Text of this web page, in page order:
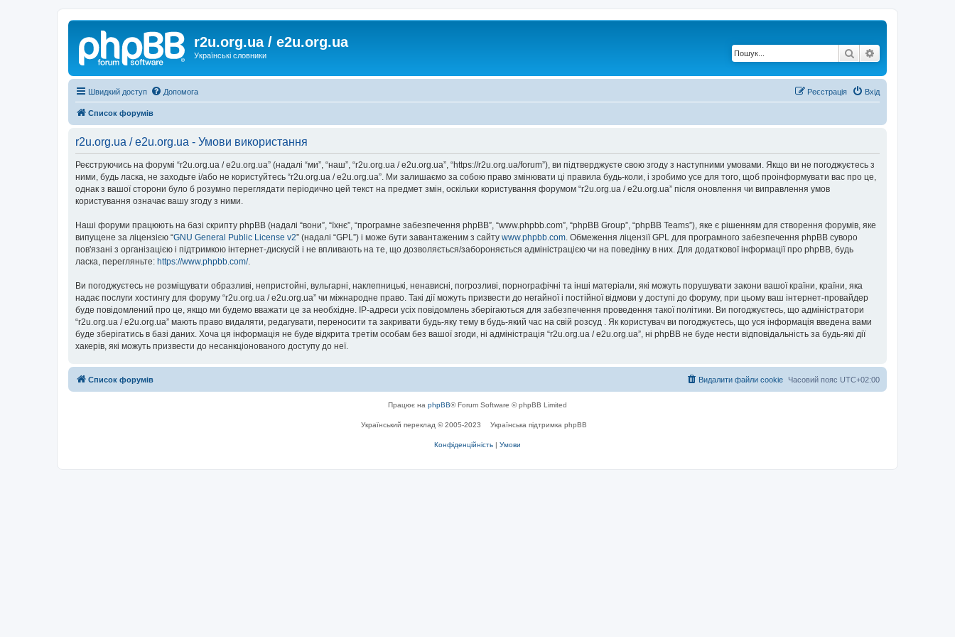
r2u.org.ua / e2u.org.ua
Українські словники Пошук
Швидкий доступ Допомога Вхід
Реєстрація
Список форумів
r2u.org.ua / e2u.org.ua - Умови використання
Реєструючись на форумі “r2u.org.ua / e2u.org.ua” (надалі “ми”, “наш”, “r2u.org.ua / e2u.org.ua”, “https://r2u.org.ua/forum”), ви підтверджуєте свою згоду з наступними умовами. Якщо ви не погоджуєтесь з
ними, будь ласка, не заходьте і/або не користуйтесь “r2u.org.ua / e2u.org.ua”. Ми залишаємо за собою право змінювати ці правила будь-коли, і зробимо усе для того, щоб проінформувати вас про це,
однак з вашої сторони було б розумно переглядати періодично цей текст на предмет змін, оскільки користування форумом “r2u.org.ua / e2u.org.ua” після оновлення чи виправлення умов
користування означає вашу згоду з ними.
Наші форуми працюють на базі скрипту phpBB (надалі “вони”, “їхнє”, “програмне забезпечення phpBB”, “www.phpbb.com”, “phpBB Group”, “phpBB Teams”), яке є рішенням для створення форумів, яке
випущене за ліцензією “GNU General Public License v2” (надалі “GPL”) і може бути завантаженим з сайту www.phpbb.com . Обмеження ліцензії GPL для програмного забезпечення phpBB суворо
пов'язані з організацією і підтримкою інтернет-дискусій і не впливають на те, що дозволяється/забороняється адміністрацією чи на поведінку в них. Для додаткової інформації про phpBB, будь
ласка, перегляньте: https://www.phpbb.com/.
Ви погоджуєтесь не розміщувати образливі, непристойні, вульгарні, наклепницькі, ненависні, погрозливі, порнографічні та інші матеріали, які можуть порушувати закони вашої країни, країни, яка
надає послуги хостингу для форуму “r2u.org.ua / e2u.org.ua” чи міжнародне право. Такі дії можуть призвести до негайної і постійної відмови у доступі до форуму, при цьому ваш інтернет-провайдер
буде повідомлений про це, якщо ми будемо вважати це за необхідне. IP-адреси усіх повідомлень зберігаються для забезпечення проведення такої політики. Ви погоджуєтесь, що адміністратори
“r2u.org.ua / e2u.org.ua” мають право видаляти, редагувати, переносити та закривати будь-яку тему в будь-який час на свій розсуд . Як користувач ви погоджуєтесь, що уся інформація введена вами
буде зберігатись в базі даних. Хоча ця інформація не буде відкрита третім особам без вашої згоди, ні адміністрація “r2u.org.ua / e2u.org.ua”, ні phpBB не буде нести відповідальність за будь-які дії
хакерів, які можуть призвести до несанкціонованого доступу до неї.
Список форумів Часовий пояс UTC+02:00
Видалити файли cookie
Працює на phpBB® Forum Software © phpBB Limited
Український переклад © 2005-2023 Українська підтримка phpBB
Конфіденційність | Умови